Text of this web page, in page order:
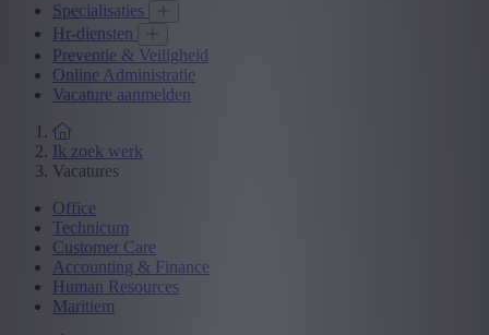
Specialisaties
Hr-diensten
Preventie & Veiligheid
Online Administratie
Vacature aanmelden
Ik zoek werk
Vacatures
Office
Technicum
Customer Care
Accounting & Finance
Human Resources
Maritiem